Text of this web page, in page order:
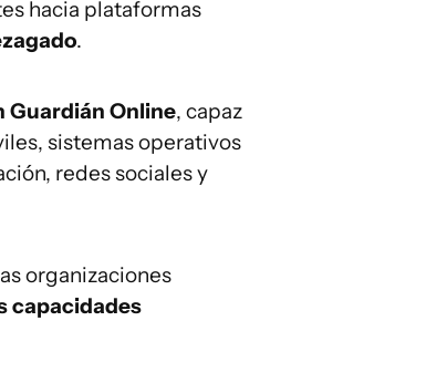
hacia plataformas
.
Guardián Online, capaz
sistemas operativos
redes sociales y
organizaciones
capacidades